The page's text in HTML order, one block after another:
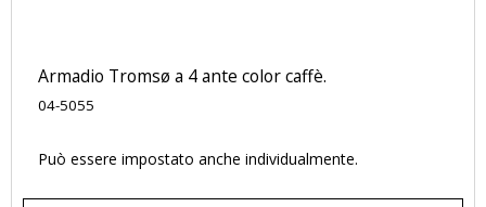
Armadio Tromsø a 4 ante color caffè.
04-5055
Può essere impostato anche individualmente.